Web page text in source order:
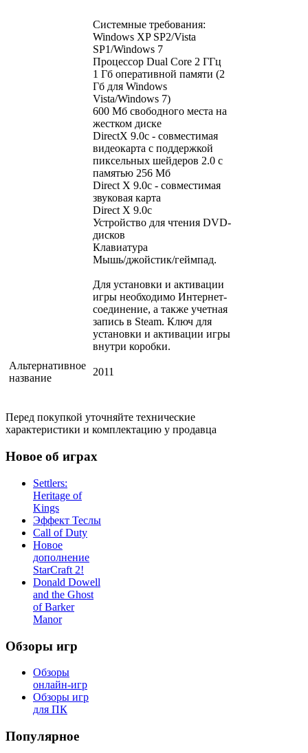
Системные требования:
Windows XP SP2/Vista
SP1/Windows 7
Процессор Dual Core 2 ГГц
1 Гб оперативной памяти (2
Гб для Windows
Vista/Windows 7)
600 Мб свободного места на
жестком диске
DirectX 9.0c - совместимая
видеокарта с поддержкой
пиксельных шейдеров 2.0 с
памятью 256 Мб
Direct X 9.0c - совместимая
звуковая карта
Direct X 9.0c
Устройство для чтения DVD-
дисков
Клавиатура
Мышь/джойстик/геймпад.
Для установки и активации
игры необходимо Интернет-
соединение, а также учетная
запись в Steam. Ключ для
установки и активации игры
внутри коробки.
Альтернативное
название
2011
Перед покупкой уточняйте технические
характеристики и комплектацию у продавца
Новое об играх
Settlers:
Heritage of
Kings
Эффект Теслы
Call of Duty
Новое
дополнение
StarCraft 2!
Donald Dowell
and the Ghost
of Barker
Manor
Обзоры игр
Обзоры
онлайн-игр
Обзоры игр
для ПК
Популярное